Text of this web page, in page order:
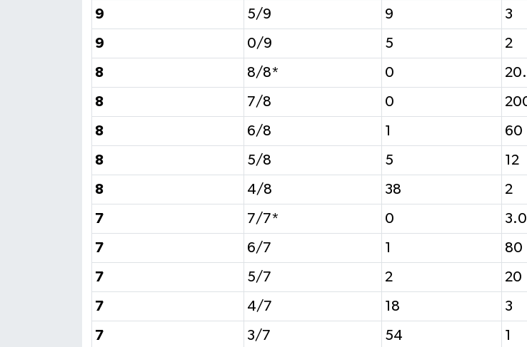
9 5/9 9 3
9 0/9 5 2
8 8/8* 0
8 7/8 0
8 6/8 1 60
8 5/8 5 12
8 4/8 38 2
7 7/7* 0
7 6/7 1 80
7 5/7 2 20
7 4/7 18 3
7 3/7 54 1